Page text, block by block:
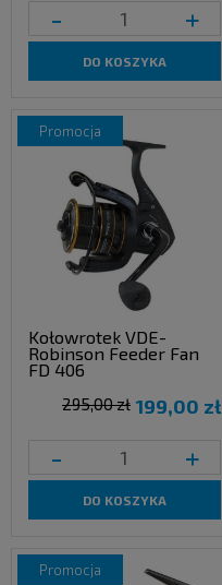
- +
DO KOSZYKA
Kołowrotek VDE-
Robinson Feeder Fan
FD 406
199,00 zł
295,00 zł
- +
DO KOSZYKA
promocja
promocja